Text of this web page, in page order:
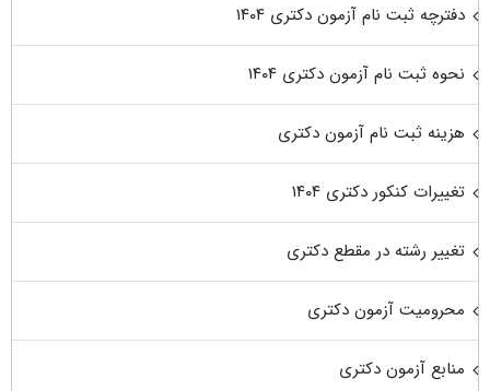
دفترچه ثبت نام آزمون دکتری ۱۴۰۴
نحوه ثبت نام آزمون دکتری ۱۴۰۴
هزینه ثبت نام آزمون دکتری
تغییرات کنکور دکتری ۱۴۰۴
تغییر رشته در مقطع دکتری
محرومیت آزمون دکتری
منابع آزمون دکتری